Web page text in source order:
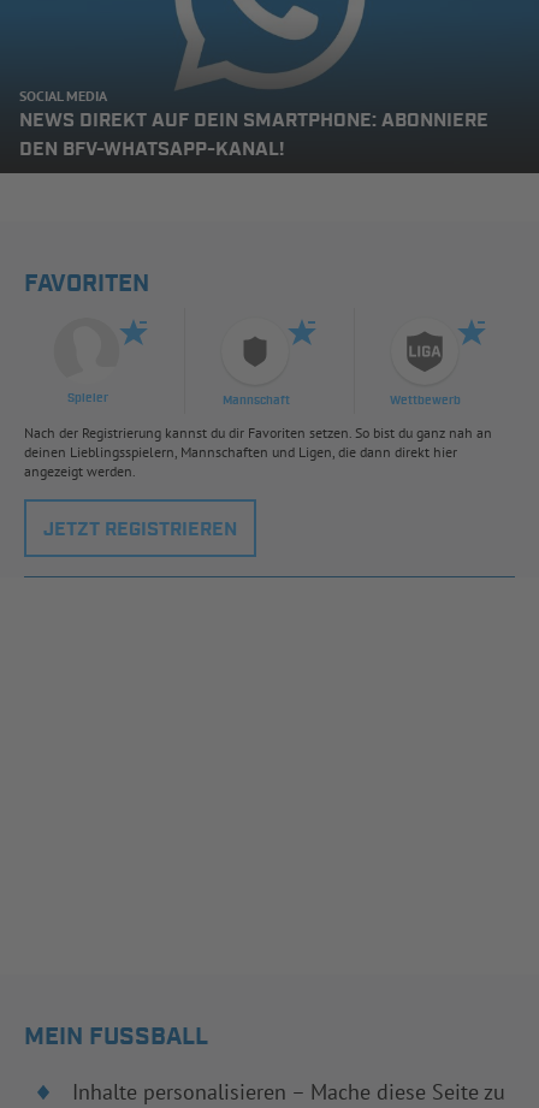
SOCIAL MEDIA
NEWS DIREKT AUF DEIN SMARTPHONE: ABONNIERE
DEN BFV-WHATSAPP-KANAL!
FAVORITEN
Spieler Mannschaft Wettbewerb
Nach der Registrierung kannst du dir Favoriten setzen. So bist du ganz nah an
deinen Lieblingsspielern, Mannschaften und Ligen, die dann direkt hier
angezeigt werden.
JETZT REGISTRIEREN
MEIN FUSSBALL
Inhalte personalisieren – Mache diese Seite zu